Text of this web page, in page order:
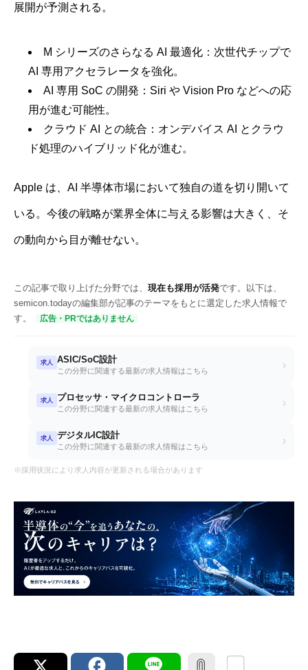
展開が予測される。
M シリーズのさらなる AI 最適化：次世代チップで
AI 専用アクセラレータを強化。
AI 専用 SoC の開発：Siri や Vision Pro などへの応
用が進む可能性。
クラウド AI との統合：オンデバイス AI とクラウ
ド処理のハイブリッド化が進む。
Apple は、AI 半導体市場において独自の道を切り開いて
いる。今後の戦略が業界全体に与える影響は大きく、そ
の動向から目が離せない。
この記事で取り上げた分野では、 現在も採用が活発です。以下は、
semicon.todayの編集部が記事のテーマをもとに選定した求人情報で
す。
広告・PRではありません
求人 ASIC/SoC設計
この分野に関連する最新の求人情報はこちら ›
求人 プロセッサ・マイクロコントローラ
この分野に関連する最新の求人情報はこちら ›
求人 デジタルIC設計
この分野に関連する最新の求人情報はこちら ›
※採用状況により求人内容が更新される場合があります